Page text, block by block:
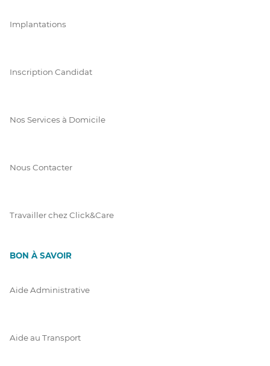
Implantations
Inscription Candidat
Nos Services à Domicile
Nous Contacter
Travailler chez Click&Care
BON À SAVOIR
Aide Administrative
Aide au Transport